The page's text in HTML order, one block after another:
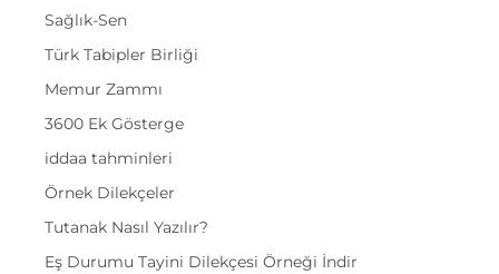
Sağlık-Sen
Türk Tabipler Birliği
Memur Zammı
3600 Ek Gösterge
iddaa tahminleri
Örnek Dilekçeler
Tutanak Nasıl Yazılır?
Eş Durumu Tayini Dilekçesi Örneği İndir